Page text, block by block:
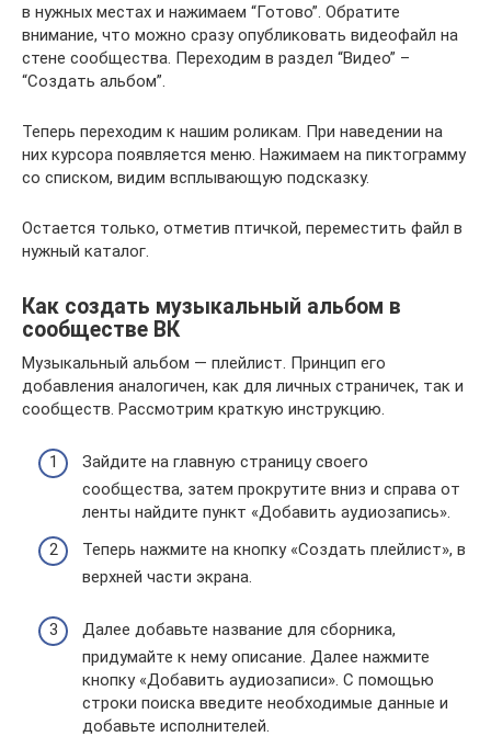
в нужных местах и нажимаем “Готово”. Обратите
внимание, что можно сразу опубликовать видеофайл на
стене сообщества. Переходим в раздел “Видео” –
“Создать альбом”.
Теперь переходим к нашим роликам. При наведении на
них курсора появляется меню. Нажимаем на пиктограмму
со списком, видим всплывающую подсказку.
Остается только, отметив птичкой, переместить файл в
нужный каталог.
Как создать музыкальный альбом в
сообществе ВК
Музыкальный альбом — плейлист. Принцип его
добавления аналогичен, как для личных страничек, так и
сообществ. Рассмотрим краткую инструкцию.
Зайдите на главную страницу своего
сообщества, затем прокрутите вниз и справа от
ленты найдите пункт «Добавить аудиозапись».
Теперь нажмите на кнопку «Создать плейлист», в
верхней части экрана.
Далее добавьте название для сборника,
придумайте к нему описание. Далее нажмите
кнопку «Добавить аудиозаписи». С помощью
строки поиска введите необходимые данные и
добавьте исполнителей.